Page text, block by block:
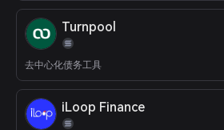
Turnpool
去中心化债务工具
iLoop Finance